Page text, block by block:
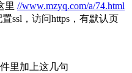
里 //www.mzyq.com/a/74.html
ssl，访问https，有默认页
里加上这几句